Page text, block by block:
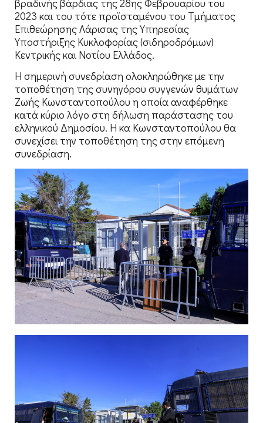
βραδινής βάρδιας της 28ης Φεβρουαρίου του
2023 και του τότε προϊσταμένου του Τμήματος
Επιθεώρησης Λάρισας της Υπηρεσίας
Υποστήριξης Κυκλοφορίας (σιδηροδρόμων)
Κεντρικής και Νοτίου Ελλάδος.
Η σημερινή συνεδρίαση ολοκληρώθηκε με την
τοποθέτηση της συνηγόρου συγγενών θυμάτων
Ζωής Κωνσταντοπούλου η οποία αναφέρθηκε
κατά κύριο λόγο στη δήλωση παράστασης του
ελληνικού Δημοσίου. Η κα Κωνσταντοπούλου θα
συνεχίσει την τοποθέτηση της στην επόμενη
συνεδρίαση.